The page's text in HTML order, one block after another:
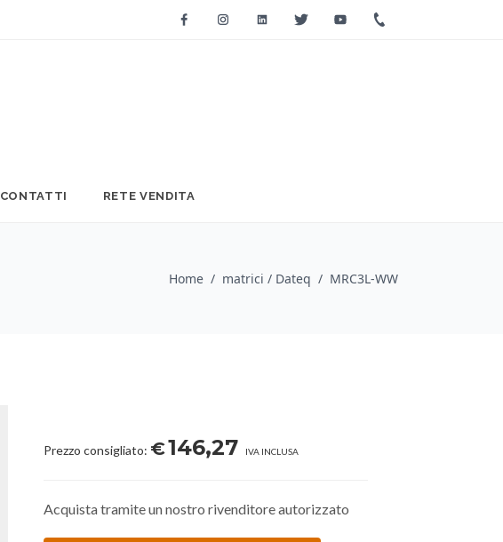
FacebookInstagramLinkedinTwitter Youtube
CONTATTI RETE VENDITA
Home / matrici / Dateq / MRC3L-WW
Prezzo consigliato: €146,27 IVA INCLUSA
Acquista tramite un nostro rivenditore autorizzato